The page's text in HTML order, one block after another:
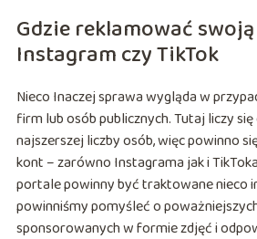
Gdzie reklamować
Instagram czy TikTok
Nieco Inaczej sprawa wygląda w
firm lub osób publicznych. Tutaj liczy
najszerszej liczby osób, więc powinno
kont – zarówno Instagrama jak i
portale powinny być traktowane nieco
powinniśmy pomyśleć o
sponsorowanych w formie zdjęć i